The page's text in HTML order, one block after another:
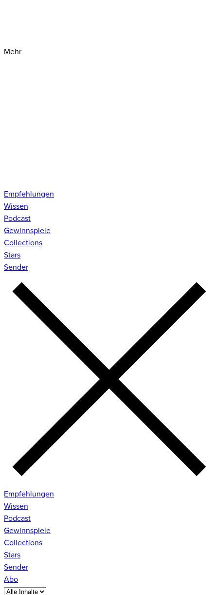
Mehr
Empfehlungen
Wissen
Podcast
Gewinnspiele
Collections
Stars
Sender
Empfehlungen
Wissen
Podcast
Gewinnspiele
Collections
Stars
Sender
Abo